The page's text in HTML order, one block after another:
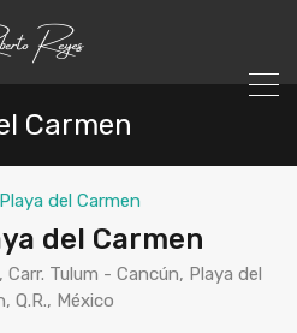
Carmen
Playa del Carmen
del Carmen
Tulum - Cancún, Playa del
Q.R., México